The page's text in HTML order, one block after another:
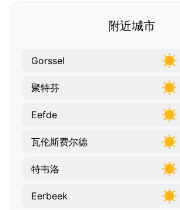
附近城市
Gorssel
聚特芬
Eefde
瓦伦斯费尔德
特韦洛
Eerbeek